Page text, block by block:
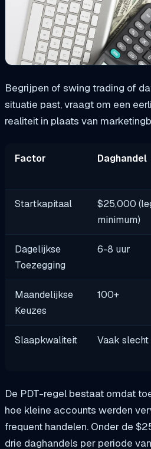
Begrijpen of swing trading of
situatie past, vraagt om een
realiteit in plaats van
Factor Daghandel
Startkapitaal
$25,000
minimum)
Dagelijkse
Toezegging
6-8 uur
Maandelijkse
Keuzes
100+
Slaapkwaliteit Vaak slecht
De PDT-regel bestaat omdat
hoe kleine accounts werden
frequent handelen. Onder de
drie daghandels per periode